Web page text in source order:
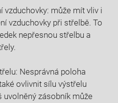
vzduchovky: může mít vliv i
vzduchovky při střelbě. To
nepřesnou střelbu a
Nesprávná poloha
ovlivnit sílu výstřelu
uvolněný zásobník může